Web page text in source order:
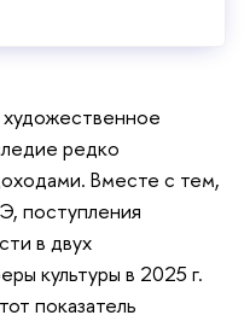
художественное
редко
Вместе с тем,
поступления
в двух
культуры в 2025 г.
показатель